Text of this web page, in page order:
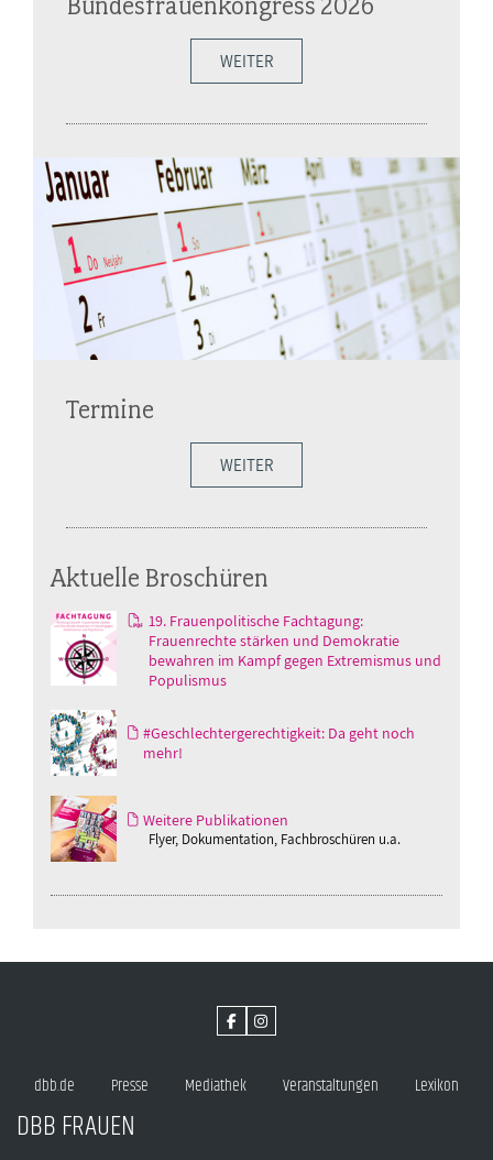
WEITER
Termine
WEITER
Aktuelle Broschüren
19. Frauenpolitische Fachtagung:
Frauenrechte stärken und Demokratie
bewahren im Kampf gegen Extremismus und
Populismus
#Geschlechtergerechtigkeit: Da geht noch
mehr!
Weitere Publikationen
Flyer, Dokumentation, Fachbroschüren u.a.
dbb.de Presse Mediathek Veranstaltungen Lexikon
DBB FRAUEN